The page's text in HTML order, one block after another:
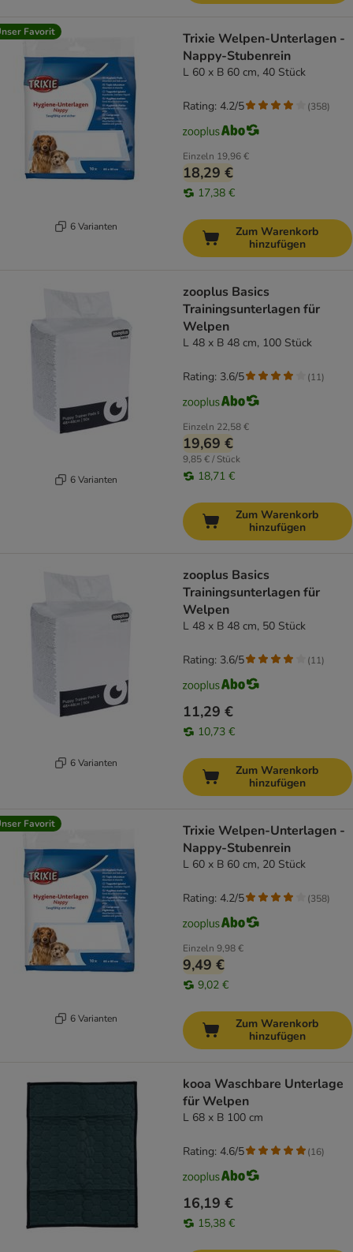
Favorit
6 Varianten
Trixie Welpen-Unterlagen -
Nappy-Stubenrein
L 60 x B 60 cm, 40 Stück
Einzeln 19,96 €
18,29 €
17,38 €
Rating: 4.2/5 (358)
Zum Warenkorb
hinzufügen
6 Varianten
zooplus Basics
Trainingsunterlagen für
Welpen
L 48 x B 48 cm, 100 Stück
Einzeln 22,58 €
19,69 €
9,85 € / Stück
18,71 €
Rating: 3.6/5 (11)
Zum Warenkorb
hinzufügen
6 Varianten
zooplus Basics
Trainingsunterlagen für
Welpen
L 48 x B 48 cm, 50 Stück
11,29 €
10,73 €
Rating: 3.6/5 (11)
Zum Warenkorb
hinzufügen
Favorit
6 Varianten
Trixie Welpen-Unterlagen -
Nappy-Stubenrein
L 60 x B 60 cm, 20 Stück
Einzeln 9,98 €
9,49 €
9,02 €
Rating: 4.2/5 (358)
Zum Warenkorb
hinzufügen
kooa Waschbare Unterlage
für Welpen
L 68 x B 100 cm
16,19 €
15,38 €
Rating: 4.6/5 (16)